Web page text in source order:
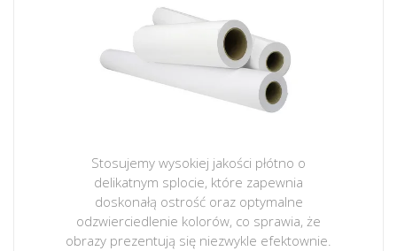
Stosujemy wysokiej jakości płótno o
delikatnym splocie, które zapewnia
doskonałą ostrość oraz optymalne
odzwierciedlenie kolorów, co sprawia, że
obrazy prezentują się niezwykle efektownie.